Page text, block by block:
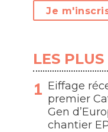
Je
LES PLUS
Eiffage
premier
Gen
chantier